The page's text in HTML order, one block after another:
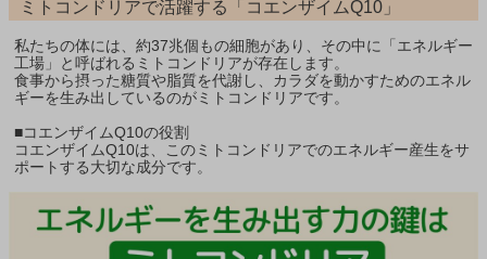
ミトコンドリアで活躍する「コエンザイムQ10」
私たちの体には、約37兆個もの細胞があり、その中に「エネルギー
工場」と呼ばれるミトコンドリアが存在します。
食事から摂った糖質や脂質を代謝し、カラダを動かすためのエネル
ギーを生み出しているのがミトコンドリアです。
■コエンザイムQ10の役割
コエンザイムQ10は、このミトコンドリアでのエネルギー産生をサ
ポートする大切な成分です。